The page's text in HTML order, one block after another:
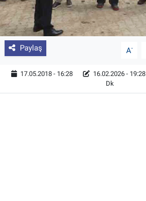
Paylaş A-
17.05.2018 - 16:28 16.02.2026 - 19:28
Dk
Yetiştirici Soruyor
Dünyada Tarım
Şeker ve Şekerli Mamüller